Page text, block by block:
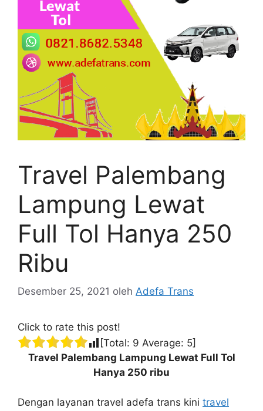
Travel Palembang
Lampung Lewat
Full Tol Hanya 250
Ribu
Desember 25, 2021 oleh Adefa Trans
Click to rate this post!
[Total: 9 Average: 5]
Travel Palembang Lampung Lewat Full Tol
Hanya 250 ribu
Dengan layanan travel adefa trans kini travel